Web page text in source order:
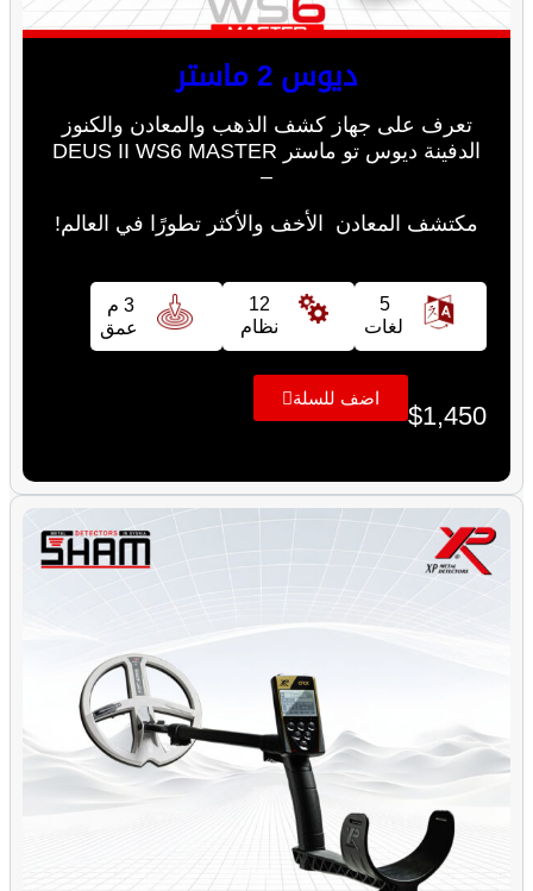
ديوس 2 ماستر
تعرف على جهاز كشف الذهب والمعادن والكنوز
الدفينة ديوس تو ماستر DEUS II WS6 MASTER
–
مكتشف المعادن الأخف والأكثر تطورًا في العالم!
5
لغات
12
نظام
3 م
عمق
$1,450
اضف للسلة